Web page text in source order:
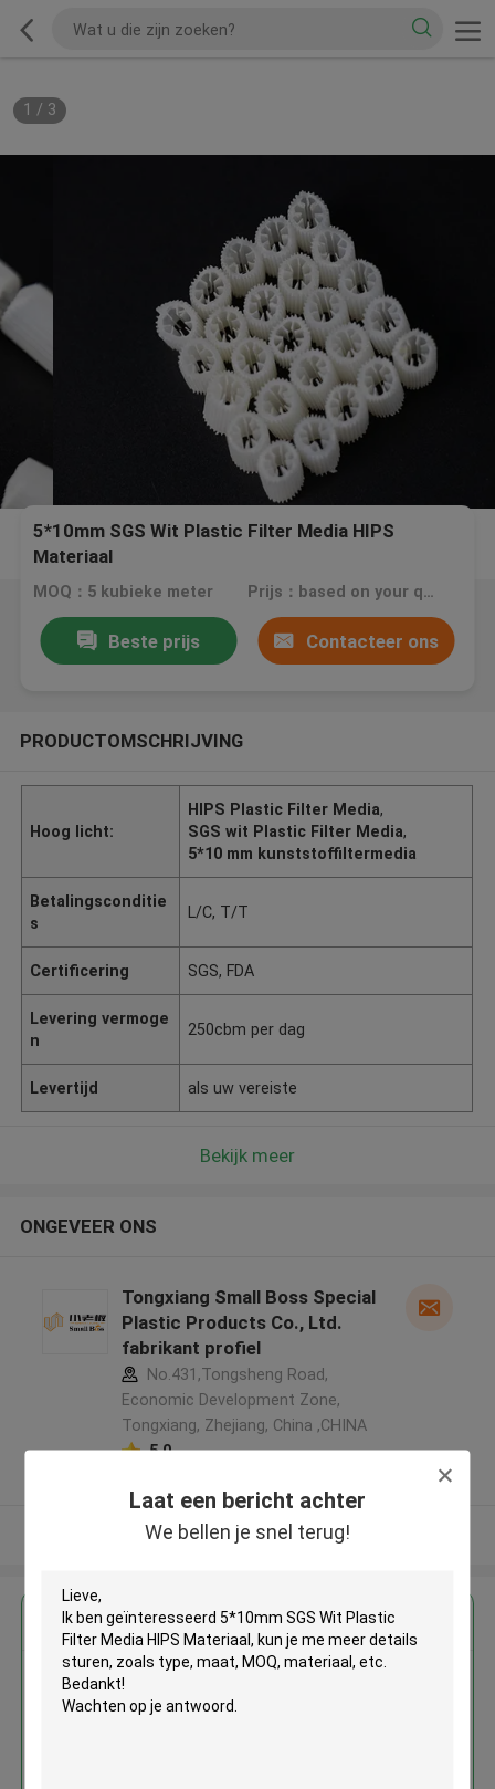
Laat een bericht achter
We bellen je snel terug!
1 / 3
5*10mm SGS Wit Plastic Filter Media HIPS
Materiaal
MOQ：5 kubieke meter Prijs：based on your quantity
Beste prijs Contacteer ons
PRODUCTOMSCHRIJVING
Hoog licht:
HIPS Plastic Filter Media,
SGS wit Plastic Filter Media,
5*10 mm kunststoffiltermedia
Betalingsconditie
s
L/C, T/T
Certificering SGS, FDA
Levering vermoge
n
250cbm per dag
Levertijd als uw vereiste
Bekijk meer
ONGEVEER ONS
Tongxiang Small Boss Special
Plastic Products Co., Ltd.
fabrikant profiel
No.431,Tongsheng Road,
Economic Development Zone,
Tongxiang, Zhejiang, China ,CHINA
5.0
Bekijk meer
Krijg de beste prijs voor
Media HIPS Materiaal